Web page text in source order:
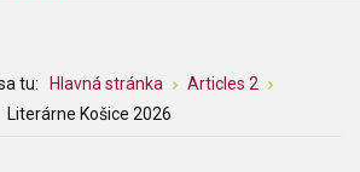
tu: Hlavná stránka
Articles 2
Literárne Košice 2026